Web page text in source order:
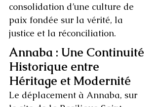
consolidation d’une culture de
paix fondée sur la vérité, la
justice et la réconciliation.
Annaba : Une Continuité
Historique entre
Héritage et Modernité
Le déplacement à Annaba, sur